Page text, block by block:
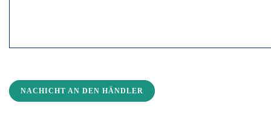
NACHICHT AN DEN HÄNDLER